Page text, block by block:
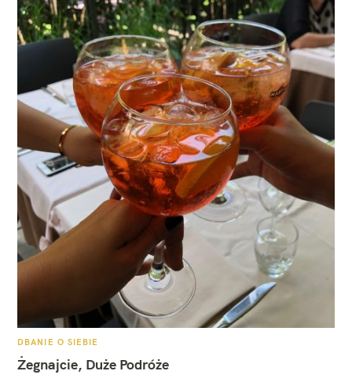
K
T
E
DBANIE O SIEBIE
Żegnajcie, Duże Podróże